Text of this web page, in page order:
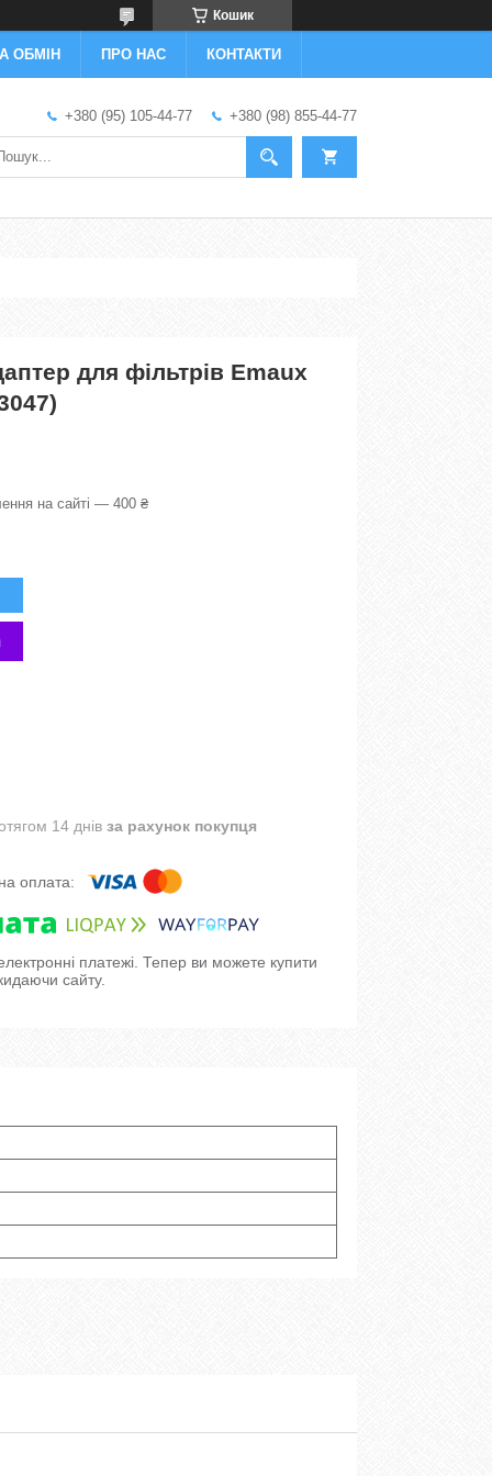
Кошик
ОБМІН ПРО НАС КОНТАКТИ
+380 (95) 105-44-77 +380 (98) 855-44-77
для фільтрів Emaux
на сайті — 400 ₴
14 днів за рахунок покупця
платежі. Тепер ви можете купити
сайту.